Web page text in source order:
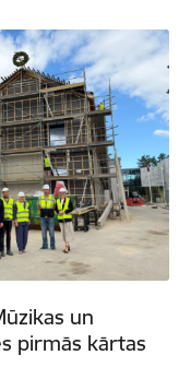
un
pirmās kārtas